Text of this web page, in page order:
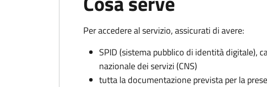
Per accedere al servizio, assicurati di avere:
SPID (sistema pubblico di identità digitale),
nazionale dei servizi (CNS)
tutta la documentazione prevista per la